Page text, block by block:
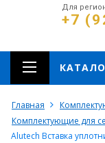
Для
+7
Главная
Комплектующие для
Alutech Вставка